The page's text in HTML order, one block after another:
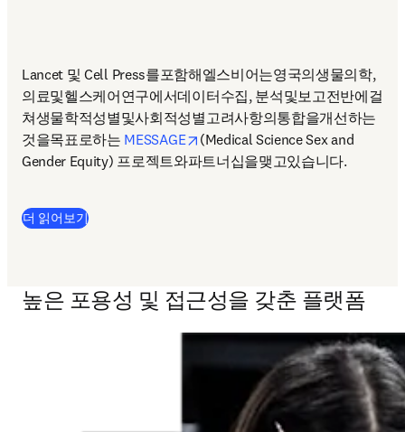
Lancet 및 Cell Press를포함해엘스비어는영국의생물의학,
의료및헬스케어연구에서데이터수집, 분석및보고전반에걸
쳐생물학적성별및사회적성별고려사항의통합을개선하는
것을목표로하는 MESSAGE opens in new tab/window
(Medical Science Sex and
Gender Equity) 프로젝트와파트너십을맺고있습니다.
더 읽어보기
높은 포용성 및 접근성을 갖춘 플랫폼